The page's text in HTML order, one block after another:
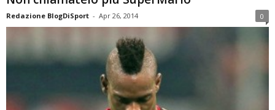
Redazione BlogDiSport - Apr 26, 2014 0